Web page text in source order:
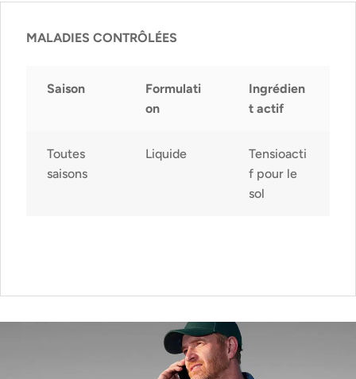
MALADIES CONTRÔLÉES
Saison
Formulati
on
Ingrédien
t actif
Toutes
saisons
Liquide
Tensioacti
f pour le
sol